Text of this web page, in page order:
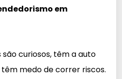
em
são curiosos, têm a auto
medo de correr riscos.